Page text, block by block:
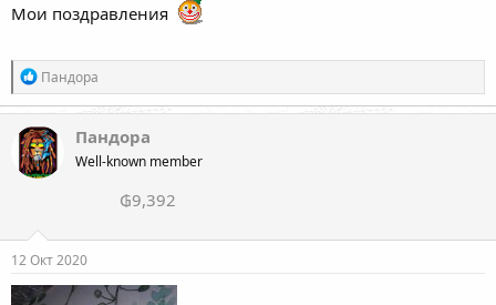
Мои поздравления
Р
е
а
к
ц
и
и
Пандора
Пандора
Well-known member
₲9,392
12 Окт 2020